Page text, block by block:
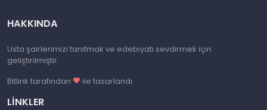
HAKKINDA
Usta şairlerimizi tanıtmak ve edebiyatı sevdirmek için
geliştirilmiştir.
Bitlink tarafından
ile tasarlandı.
LINKLER